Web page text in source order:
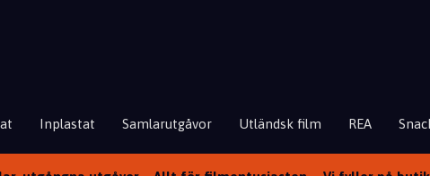
Inplastat Samlarutgåvor Utländsk film REA